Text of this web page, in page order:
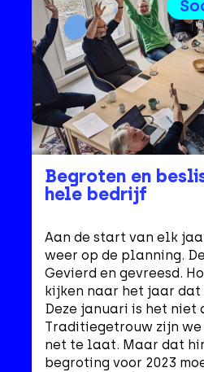
Begroten en
hele bedrijf
Aan de start van elk
weer op de planning.
Gevierd en gevreesd.
kijken naar het jaar dat
Deze januari is het niet
Traditiegetrouw zijn
net te laat. Maar dat
begroting voor 2023